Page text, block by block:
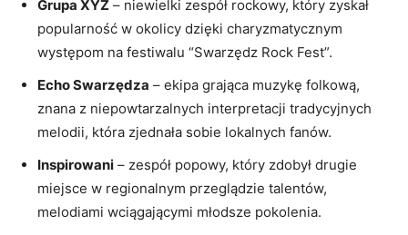
Grupa XYZ – niewielki zespół rockowy, który zyskał
popularność w okolicy dzięki charyzmatycznym
występom na festiwalu “Swarzędz Rock Fest”.
Echo Swarzędza – ekipa grająca muzykę folkową,
znana z niepowtarzalnych interpretacji tradycyjnych
melodii, która zjednała sobie lokalnych fanów.
Inspirowani – zespół popowy, który zdobył drugie
miejsce w regionalnym przeglądzie talentów,
melodiami wciągającymi młodsze pokolenia.